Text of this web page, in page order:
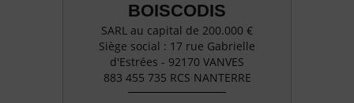
BOISCODIS
SARL au capital de 200.000 €
Siège social : 17 rue Gabrielle
d'Estrées - 92170 VANVES
883 455 735 RCS NANTERRE